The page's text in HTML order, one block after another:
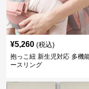
¥5,260 (税込)
抱っこ紐 新生児対応 多機
ースリング